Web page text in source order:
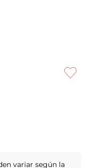
variar según la